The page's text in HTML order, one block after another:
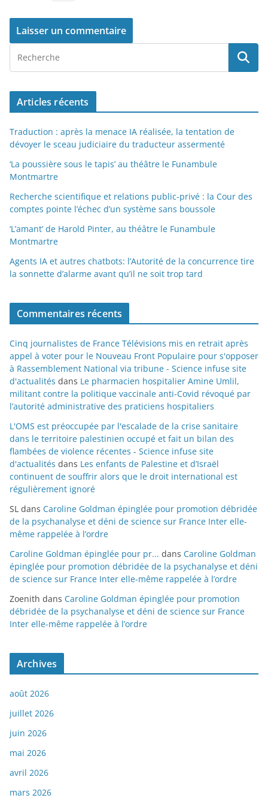
Articles récents
Traduction : après la menace IA réalisée, la tentation de
dévoyer le sceau judiciaire du traducteur assermenté
‘La poussière sous le tapis’ au théâtre le Funambule
Montmartre
Recherche scientifique et relations public-privé : la Cour des
comptes pointe l’échec d’un système sans boussole
‘L’amant’ de Harold Pinter, au théâtre le Funambule
Montmartre
Agents IA et autres chatbots: l’Autorité de la concurrence tire
la sonnette d’alarme avant qu’il ne soit trop tard
Commentaires récents
Cinq journalistes de France Télévisions mis en retrait après
appel à voter pour le Nouveau Front Populaire pour s'opposer
à Rassemblement National via tribune - Science infuse site
d'actualités dans Le pharmacien hospitalier Amine Umlil,
militant contre la politique vaccinale anti-Covid révoqué par
l’autorité administrative des praticiens hospitaliers
L'OMS est préoccupée par l'escalade de la crise sanitaire
dans le territoire palestinien occupé et fait un bilan des
flambées de violence récentes - Science infuse site
d'actualités dans Les enfants de Palestine et d’Israël
continuent de souffrir alors que le droit international est
régulièrement ignoré
SL dans Caroline Goldman épinglée pour promotion débridée
de la psychanalyse et déni de science sur France Inter elle-
même rappelée à l’ordre
Caroline Goldman épinglée pour pr... dans Caroline Goldman
épinglée pour promotion débridée de la psychanalyse et déni
de science sur France Inter elle-même rappelée à l’ordre
Zoenith dans Caroline Goldman épinglée pour promotion
débridée de la psychanalyse et déni de science sur France
Inter elle-même rappelée à l’ordre
Archives
août 2026
juillet 2026
juin 2026
mai 2026
avril 2026
mars 2026